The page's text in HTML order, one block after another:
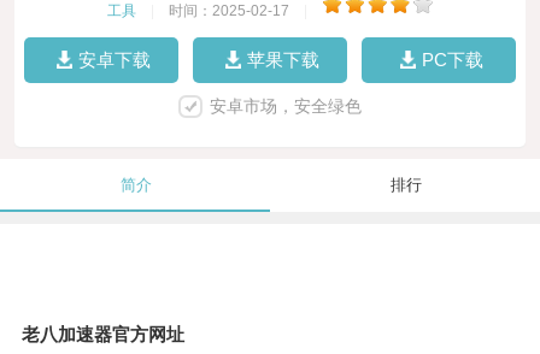
工具 时间：2025-02-17
安卓下载 苹果下载 PC下载
安卓市场，安全绿色
简介 排行
老八加速器官方网址